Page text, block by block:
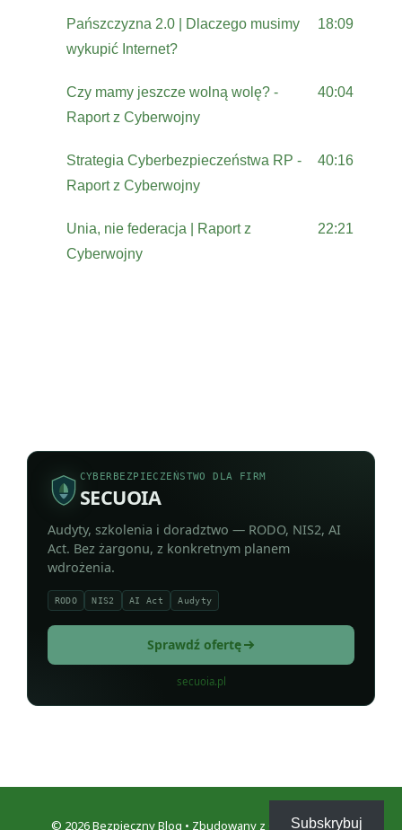
Pańszczyzna 2.0 | Dlaczego musimy
wykupić Internet?
18:09
Czy mamy jeszcze wolną wolę? -
Raport z Cyberwojny
40:04
Strategia Cyberbezpieczeństwa RP -
Raport z Cyberwojny
40:16
Unia, nie federacja | Raport z
Cyberwojny
22:21
CYBERBEZPIECZEŃSTWO DLA FIRM
SECUOIA
Audyty, szkolenia i doradztwo — RODO, NIS2, AI
Act. Bez żargonu, z konkretnym planem
wdrożenia.
RODO NIS2 AI Act Audyty
Sprawdź ofertę
secuoia.pl
© 2026 Bezpieczny Blog • Zbudowany z GeneratePress
Subskrybuj